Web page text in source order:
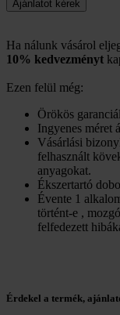
Ha nálunk vásárol
10% kedvezményt
Ezen felül még:
Örökös
Ingyenes méret
Vásárlási
felhasznált
anyagokat.
Ékszertartó
Évente 1
történt-e ,
felfedezett
Érdekel a termék,